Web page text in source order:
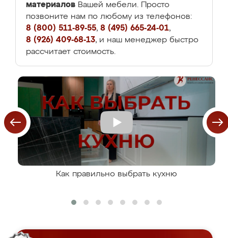
материалов Вашей мебели. Просто
позвоните нам по любому из телефонов:
8 (800) 511-89-55, 8 (495) 665-24-01,
8 (926) 409-68-13, и наш менеджер быстро
рассчитает стоимость.
Как правильно выбрать кухню